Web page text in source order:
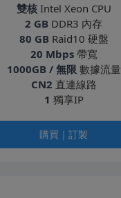
雙核 Intel Xeon CPU
2 GB DDR3 內存
80 GB Raid10 硬盤
20 Mbps 帶寬
1000GB / 無限 數據流量
CN2 直連線路
1 獨享IP
購買｜訂製